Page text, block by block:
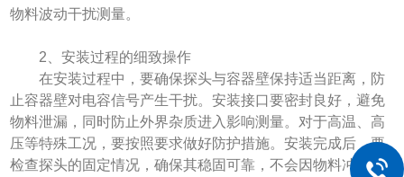
物料波动干扰测量。
2、​​安装过程的细致操作​​
在安装过程中，要确保探头与容器壁保持适当距离，防
止容器壁对电容信号产生干扰。安装接口要密封良好，避免
物料泄漏，同时防止外界杂质进入影响测量。对于高温、高
压等特殊工况，要按照要求做好防护措施。安装完成后，要
检查探头的固定情况，确保其稳固可靠，不会因物料冲击或